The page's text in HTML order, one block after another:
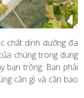
chất dinh dưỡng đa
chúng trong dung
bạn trồng. Bạn phải
cần gì và cần bao